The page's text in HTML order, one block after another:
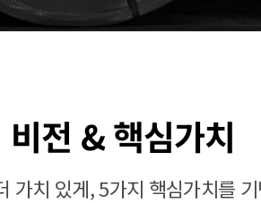
비전 & 핵심가치
가치 있게, 5가지 핵심가치를